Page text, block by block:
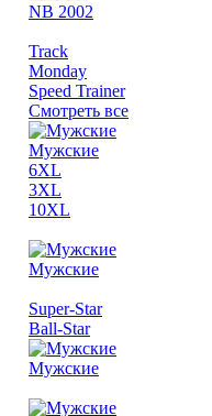
NB 2002
Track
Monday
Speed Trainer
Смотреть все
Мужские
6XL
3XL
10XL
Мужские
Super-Star
Ball-Star
Мужские